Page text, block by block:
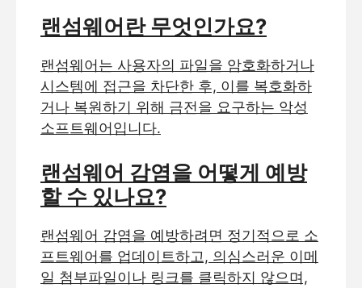
랜섬웨어란 무엇인가요?
랜섬웨어는 사용자의 파일을 암호화하거나
시스템에 접근을 차단한 후, 이를 복호화하
거나 복원하기 위해 금전을 요구하는 악성
소프트웨어입니다.
랜섬웨어 감염을 어떻게 예방
할 수 있나요?
랜섬웨어 감염을 예방하려면 정기적으로 소
프트웨어를 업데이트하고, 의심스러운 이메
일 첨부파일이나 링크를 클릭하지 않으며,